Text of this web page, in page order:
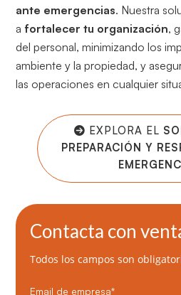
ante emergencias. Nuestra
afortalecer tu organización,
del personal, minimizando los
ambiente y la propiedad, y
las operaciones en cualquier
EXPLORA EL
PREPARACIÓN Y
Contacta con
Todos los campos son
Email de empresa*